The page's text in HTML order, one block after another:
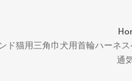
猫用三角巾犬用首輪ハーネ
通